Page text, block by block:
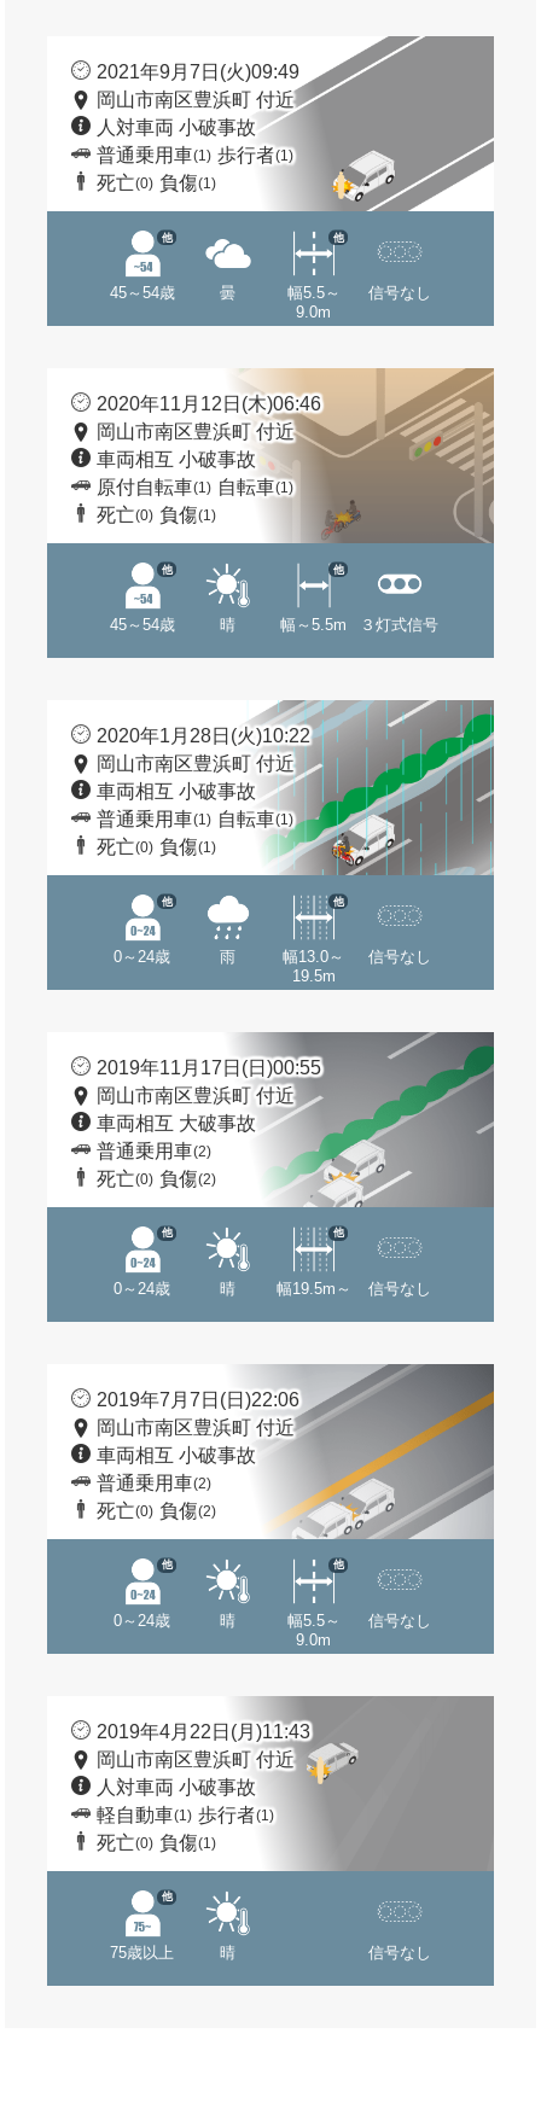
2021年9月7日(火)09:49
岡山市南区豊浜町 付近
人対車両 小破事故
普通乗用車(1) 歩行者(1)
死亡(0) 負傷(1)
45～54歳
他
曇
幅5.5～
9.0m
他
信号なし
2020年11月12日(木)06:46
岡山市南区豊浜町 付近
車両相互 小破事故
原付自転車(1) 自転車(1)
死亡(0) 負傷(1)
45～54歳
他
晴 幅～5.5m
他
３灯式信号
2020年1月28日(火)10:22
岡山市南区豊浜町 付近
車両相互 小破事故
普通乗用車(1) 自転車(1)
死亡(0) 負傷(1)
0～24歳
他
雨
幅13.0～
19.5m
他
信号なし
2019年11月17日(日)00:55
岡山市南区豊浜町 付近
車両相互 大破事故
普通乗用車(2)
死亡(0) 負傷(2)
0～24歳
他
晴 幅19.5m～
他
信号なし
2019年7月7日(日)22:06
岡山市南区豊浜町 付近
車両相互 小破事故
普通乗用車(2)
死亡(0) 負傷(2)
0～24歳
他
晴
幅5.5～
9.0m
他
信号なし
2019年4月22日(月)11:43
岡山市南区豊浜町 付近
人対車両 小破事故
軽自動車(1) 歩行者(1)
死亡(0) 負傷(1)
75歳以上
他
晴 信号なし